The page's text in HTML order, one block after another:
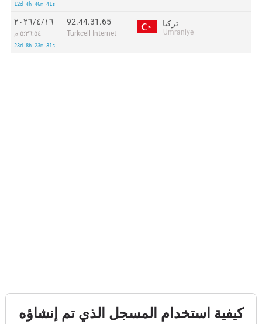
12d 4h 46m 41s
١٦‏/٤‏/٢٠٢٦
٥:٣٦:٥٤ م
23d 8h 23m 31s
92.44.31.65
Turkcell Internet
تركيا
Umraniye
كيفية استخدام المسجل الذي تم إنشاؤه